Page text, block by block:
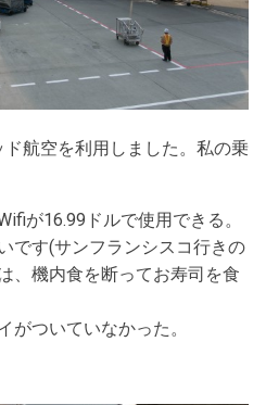
航空を利用しました。私の乗
が16.99ドルで使用できる。
です(サンフランシスコ行きの
、機内食を断ってお寿司を食
がついていなかった。